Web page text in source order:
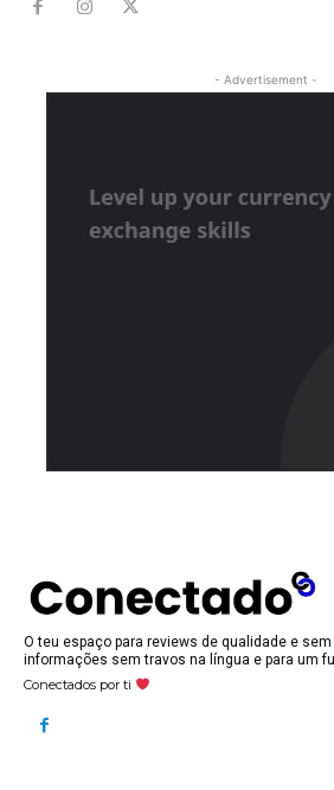
- Advertisement -
O teu espaço para reviews de qualidade e sem
informações sem travos na língua e para um
Conectados por ti